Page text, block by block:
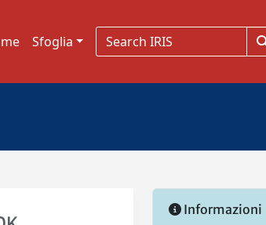
Sfoglia
Informazioni